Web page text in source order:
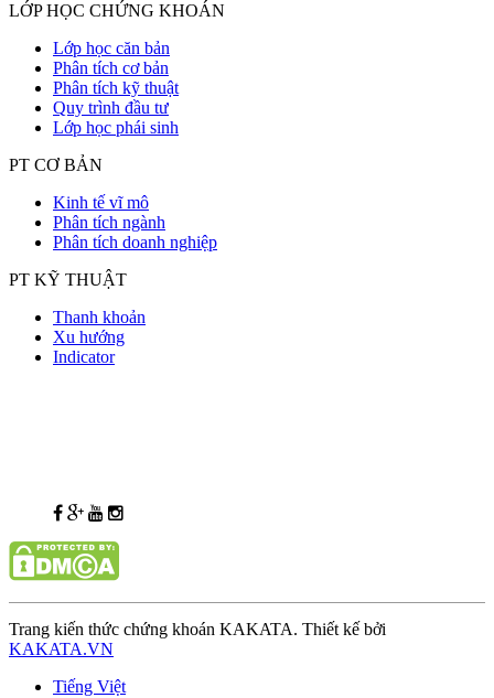
LỚP HỌC CHỨNG KHOÁN
Lớp học căn bản
Phân tích cơ bản
Phân tích kỹ thuật
Quy trình đầu tư
Lớp học phái sinh
PT CƠ BẢN
Kinh tế vĩ mô
Phân tích ngành
Phân tích doanh nghiệp
PT KỸ THUẬT
Thanh khoản
Xu hướng
Indicator
Trang kiến thức chứng khoán KAKATA. Thiết kế bởi
KAKATA.VN
Tiếng Việt